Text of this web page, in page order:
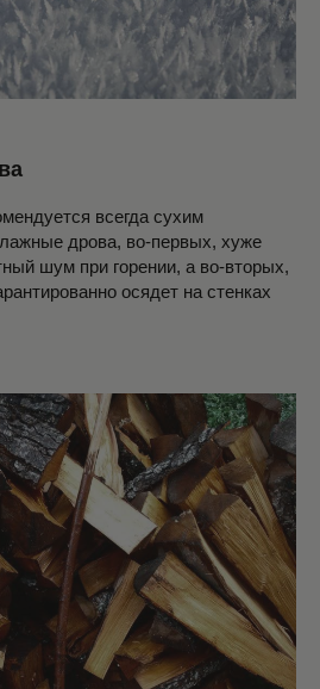
всегда сухим
дрова, во-первых, хуже
шум при горении, а во-вторых,
осядет на стенках
ПЕЧИ
ДЛЯ КАМНЕЙ
С ЛАМЕЛЯМИ
В КАМНЕ